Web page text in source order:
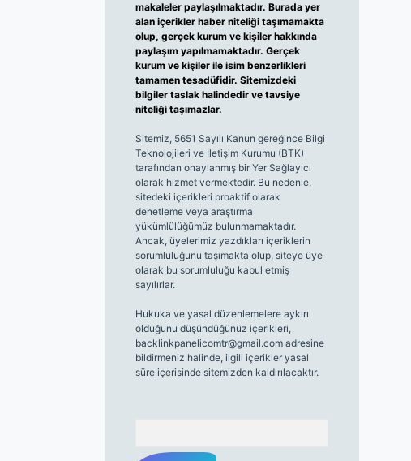
makaleler paylaşılmaktadır. Burada yer
alan içerikler haber niteliği taşımamakta
olup, gerçek kurum ve kişiler hakkında
paylaşım yapılmamaktadır. Gerçek
kurum ve kişiler ile isim benzerlikleri
tamamen tesadüfidir. Sitemizdeki
bilgiler taslak halindedir ve tavsiye
niteliği taşımazlar.
Sitemiz, 5651 Sayılı Kanun gereğince Bilgi
Teknolojileri ve İletişim Kurumu (BTK)
tarafından onaylanmış bir Yer Sağlayıcı
olarak hizmet vermektedir. Bu nedenle,
sitedeki içerikleri proaktif olarak
denetleme veya araştırma
yükümlülüğümüz bulunmamaktadır.
Ancak, üyelerimiz yazdıkları içeriklerin
sorumluluğunu taşımakta olup, siteye üye
olarak bu sorumluluğu kabul etmiş
sayılırlar.
Hukuka ve yasal düzenlemelere aykırı
olduğunu düşündüğünüz içerikleri,
backlinkpanelicomtr@gmail.comadresine
bildirmeniz halinde, ilgili içerikler yasal
süre içerisinde sitemizden kaldırılacaktır.